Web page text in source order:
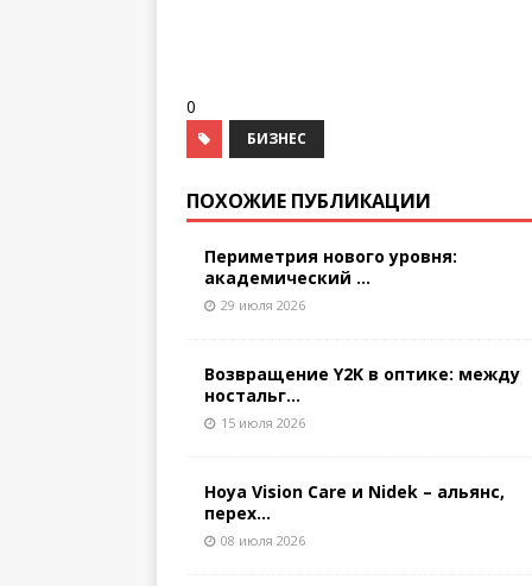
0
БИЗНЕС
ПОХОЖИЕ ПУБЛИКАЦИИ
Периметрия нового уровня:
академический ...
29 июля 2026
Возвращение Y2K в оптике: между
ностальг...
15 июля 2026
Hoya Vision Care и Nidek – альянс,
перех...
08 июля 2026